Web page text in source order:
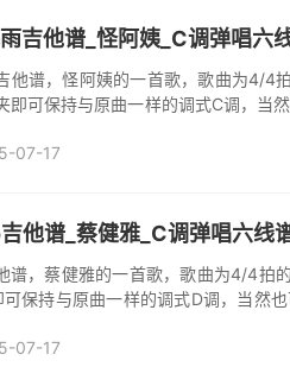
吉他谱_怪阿姨_C调弹唱六
他谱，怪阿姨的一首歌，歌曲为4/4
即可保持与原曲一样的调式C调，当
羡慕风羡慕雨》原版吉他谱，完整的
07-17
他谱_蔡健雅_C调弹唱六线
谱，蔡健雅的一首歌，歌曲为4/4拍
保持与原曲一样的调式D调，当然
07-17